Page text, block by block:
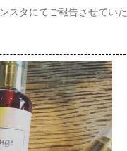
スタにてご報告させてい